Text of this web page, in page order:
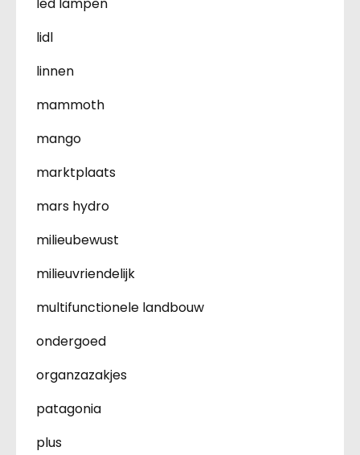
lidl
linnen
mammoth
mango
marktplaats
mars hydro
milieubewust
milieuvriendelijk
multifunctionele landbouw
ondergoed
organzazakjes
patagonia
plus